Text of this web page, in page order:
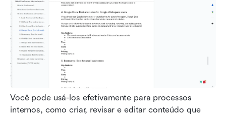
Você pode usá-los efetivamente para processos
internos, como criar, revisar e editar conteúdo que